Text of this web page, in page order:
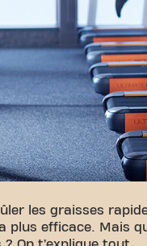
les graisses
plus efficace. Mais